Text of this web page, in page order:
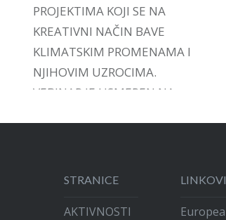
PROJEKTIMA KOJI SE NA
KREATIVNI NAČIN BAVE
KLIMATSKIM PROMENAMA I
NJIHOVIM UZROCIMA.
VEBINAR JE USMEREN NA
INICIJATIVA.
STRANICE
AKTIVNOSTI
LINKOVI